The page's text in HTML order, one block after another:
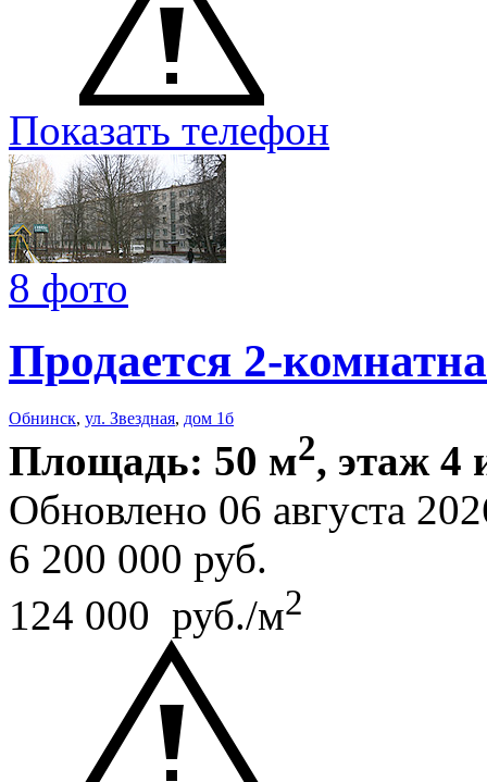
Показать телефон
8 фото
Продается 2-
Обнинск, ул. Звездная, дом 1б
Площадь: 50 м2, этаж 4
Обновлено 06 августа
6 200 000 руб.
124 000 руб./м2